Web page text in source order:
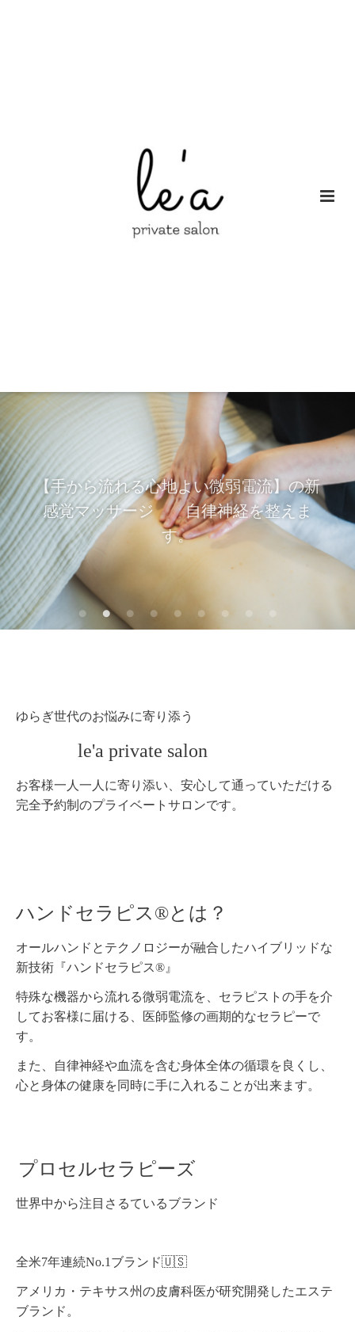
【手から流れる心地よい微弱電流】の新
感覚マッサージ 自律神経を整えま
す。
ゆらぎ世代のお悩みに寄り添う
le'a private salon
お客様一人一人に寄り添い、安心して通っていただける
完全予約制のプライベートサロンです。
ハンドセラピス®とは？
オールハンドとテクノロジーが融合したハイブリッドな
新技術『ハンドセラピス®』
特殊な機器から流れる微弱電流を、セラピストの手を介
してお客様に届ける、医師監修の画期的なセラピーで
す。
また、自律神経や血流を含む身体全体の循環を良くし、
心と身体の健康を同時に手に入れることが出来ます。
プロセルセラピーズ
世界中から注目さるているブランド
全米7年連続No.1ブランド🇺🇸
アメリカ・テキサス州の皮膚科医が研究開発したエステ
ブランド。